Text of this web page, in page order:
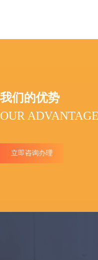
我们的优势
OUR ADVANTAGE
立即咨询办理